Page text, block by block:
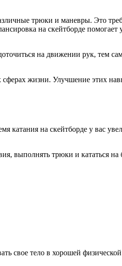
трюки и маневры. Это
на скейтборде
на движении рук, тем
жизни. Улучшение этих
катания на скейтборде у вас
выполнять трюки и кататься на
свое тело в хорошей